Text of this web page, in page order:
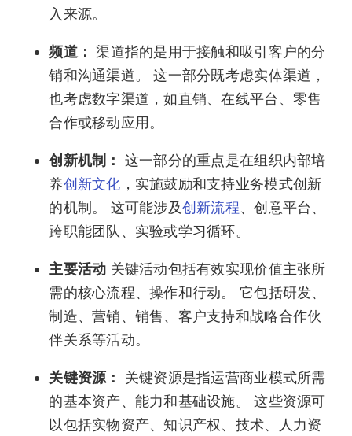
入来源。
频道：渠道指的是用于接触和吸引客户的分
销和沟通渠道。 这一部分既考虑实体渠道，
也考虑数字渠道，如直销、在线平台、零售
合作或移动应用。
创新机制：
这一部分的重点是在组织内部培
养创新文化 ，实施鼓励和支持业务模式创新
的机制。 这可能涉及创新流程、创意平台、
跨职能团队、实验或学习循环。
主要活动 关键活动包括有效实现价值主张所
需的核心流程、操作和行动。 它包括研发、
制造、营销、销售、客户支持和战略合作伙
伴关系等活动。
关键资源：
关键资源是指运营商业模式所需
的基本资产、能力和基础设施。 这些资源可
以包括实物资产、知识产权、技术、人力资